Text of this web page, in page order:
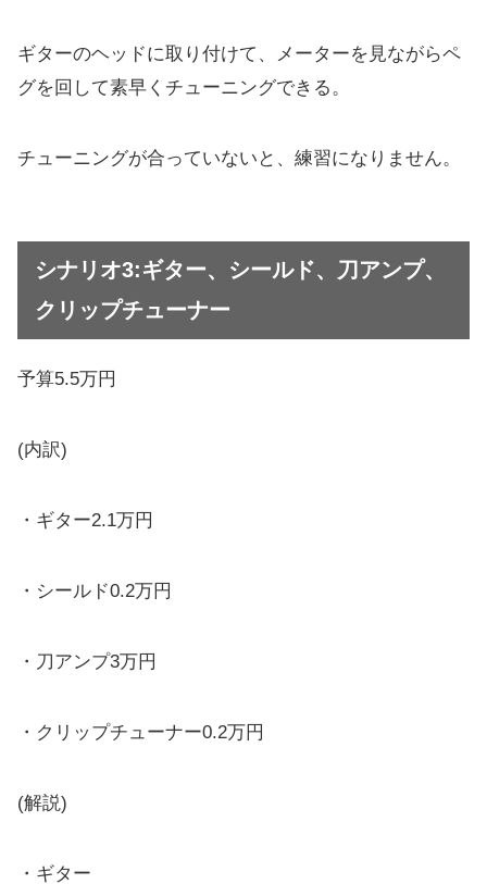
ギターのヘッドに取り付けて、メーターを見ながらペ
グを回して素早くチューニングできる。
チューニングが合っていないと、練習になりません。
シナリオ3:ギター、シールド、刀アンプ、
クリップチューナー
予算5.5万円
(内訳)
・ギター2.1万円
・シールド0.2万円
・刀アンプ3万円
・クリップチューナー0.2万円
(解説)
・ギター